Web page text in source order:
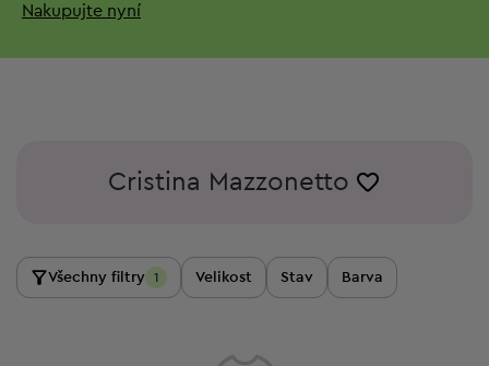
Nakupujte nyní
Cristina Mazzonetto
Všechny filtry 1 Velikost Stav Barva